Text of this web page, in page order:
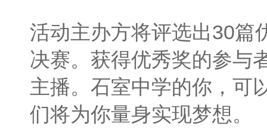
活动主办方将评选出30篇
决赛。获得优秀奖的参与
主播。石室中学的你，可
们将为你量身实现梦想。